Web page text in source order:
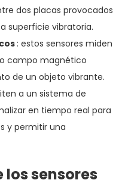
dos placas provocados
superficie vibratoria.
: estos sensores miden
campo magnético
de un objeto vibrante.
a un sistema de
en tiempo real para
y permitir una
los sensores